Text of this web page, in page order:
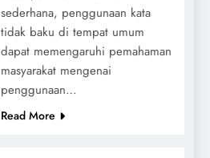
sederhana, penggunaan kata
tidak baku di tempat umum
dapat memengaruhi pemahaman
masyarakat mengenai
penggunaan…
Read More